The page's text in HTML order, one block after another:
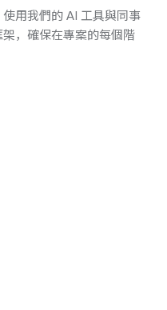
用我們的 AI 工具與同事
，確保在專案的每個階